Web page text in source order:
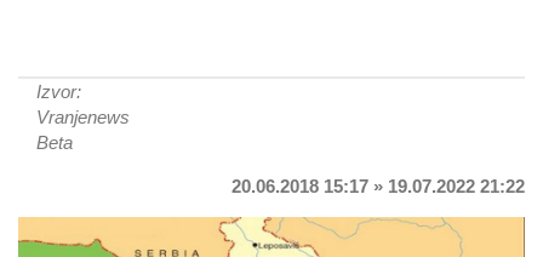
Izvor:
Vranjenews
Beta
20.06.2018 15:17 » 19.07.2022 21:22